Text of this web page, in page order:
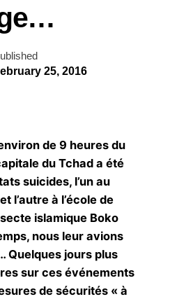
25, 2016
de 9 heures du
du Tchad a été
suicides, l’un au
l’autre à l’école de
islamique Boko
nous leur avions
Quelques jours plus
sur ces événements
de sécurités « à